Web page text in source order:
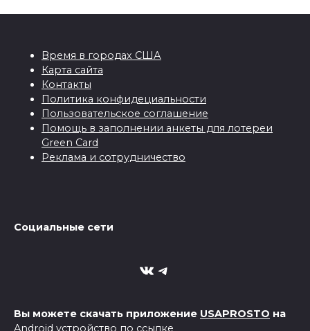
Время в городах США
Карта сайта
Контакты
Политика конфидециальности
Пользовательское соглашение
Помощь в заполнении анкеты для лотереи
Green Card
Реклама и сотрудничество
Социальные сети
VKTelegram
Вы можете скачать приложение USAPROSTO на
Android устройство по ссылке